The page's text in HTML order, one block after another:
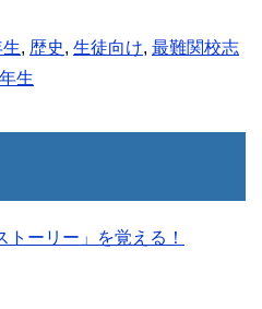
, 歴史, 生徒向け, 最難関校志
生
トーリー」を覚える！